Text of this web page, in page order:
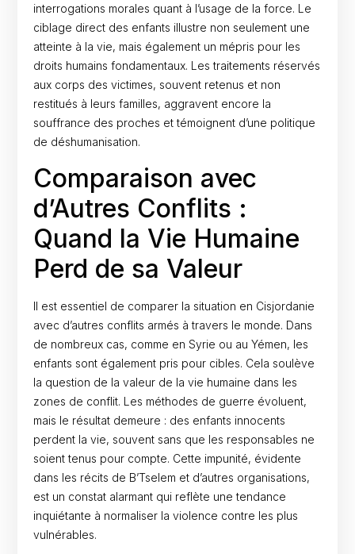
interrogations morales quant à l’usage de la force. Le
ciblage direct des enfants illustre non seulement une
atteinte à la vie, mais également un mépris pour les
droits humains fondamentaux. Les traitements réservés
aux corps des victimes, souvent retenus et non
restitués à leurs familles, aggravent encore la
souffrance des proches et témoignent d’une politique
de déshumanisation.
Comparaison avec
d’Autres Conflits :
Quand la Vie Humaine
Perd de sa Valeur
Il est essentiel de comparer la situation en Cisjordanie
avec d’autres conflits armés à travers le monde. Dans
de nombreux cas, comme en Syrie ou au Yémen, les
enfants sont également pris pour cibles. Cela soulève
la question de la valeur de la vie humaine dans les
zones de conflit. Les méthodes de guerre évoluent,
mais le résultat demeure : des enfants innocents
perdent la vie, souvent sans que les responsables ne
soient tenus pour compte. Cette impunité, évidente
dans les récits de B’Tselem et d’autres organisations,
est un constat alarmant qui reflète une tendance
inquiétante à normaliser la violence contre les plus
vulnérables.